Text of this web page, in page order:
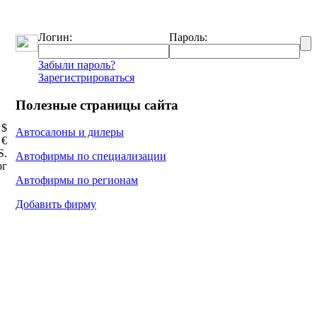
Логин: Пароль:
Забыли пароль?
Зарегистрироваться
Полезные страницы сайта
Автосалоны и дилеры
Автофирмы по специализации
Автофирмы по регионам
Добавить фирму